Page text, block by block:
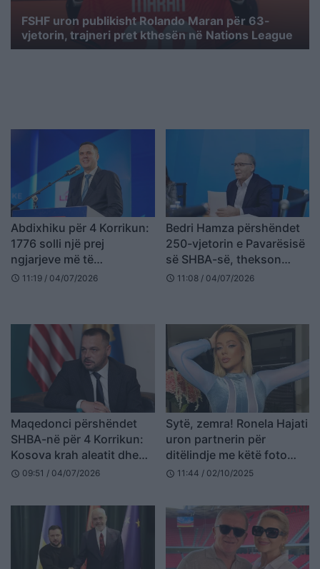
FSHF uron publikisht Rolando Maran për 63-
vjetorin, trajneri pret kthesën në Nations League
Abdixhiku për 4 Korrikun:
1776 solli një prej
ngjarjeve më të
rëndësishme të historisë
schedule 11:19 / 04/07/2026
Bedri Hamza përshëndet
250-vjetorin e Pavarësisë
së SHBA-së, thekson
aleancën dhe mirënjohjen
schedule 11:08 / 04/07/2026
Maqedonci përshëndet
SHBA-në për 4 Korrikun:
Kosova krah aleatit dhe
mikut të saj më të afërt
schedule 09:51 / 04/07/2026
Sytë, zemra! Ronela Hajati
uron partnerin për
ditëlindje me këtë foto
romantike
schedule 11:44 / 02/10/2025